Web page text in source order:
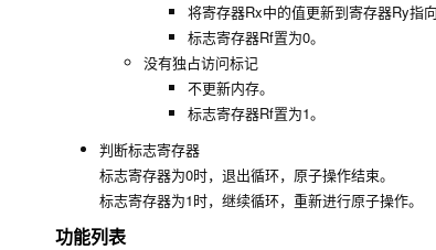
将寄存器Rx中的值更新到寄存器Ry指向
标志寄存器Rf置为0。
没有独占访问标记
不更新内存。
标志寄存器Rf置为1。
判断标志寄存器
标志寄存器为0时，退出循环，原子操作结束。
标志寄存器为1时，继续循环，重新进行原子操作。
功能列表